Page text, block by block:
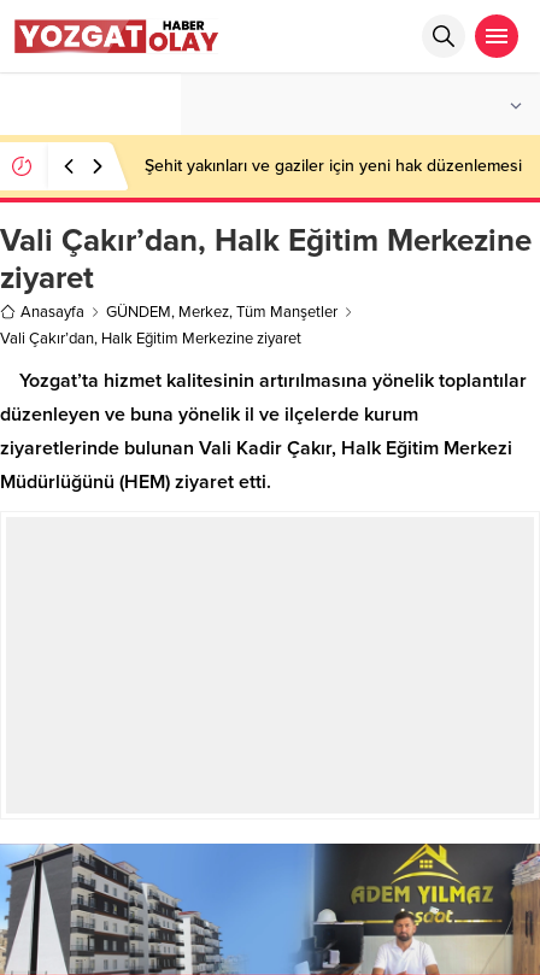
Şehit yakınları ve gaziler için yeni hak düzenlemesi
Vali Çakır’dan, Halk Eğitim Merkezine
ziyaret
Anasayfa GÜNDEM, Merkez,Tüm Manşetler
Vali Çakır’dan, Halk Eğitim Merkezine ziyaret
Yozgat’ta hizmet kalitesinin artırılmasına yönelik toplantılar
düzenleyen ve buna yönelik il ve ilçelerde kurum
ziyaretlerinde bulunan Vali Kadir Çakır, Halk Eğitim Merkezi
Müdürlüğünü (HEM) ziyaret etti.